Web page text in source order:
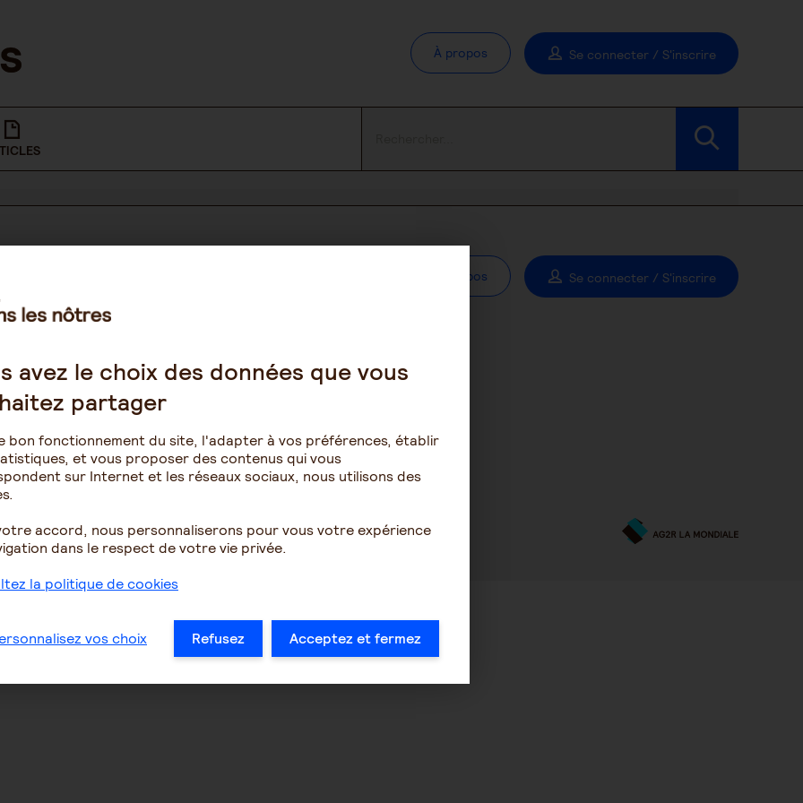
À propos Se connecter / S'inscrire
À propos Se connecter / S'inscrire
avez le choix des données que vous
partager
bon fonctionnement du site, l'adapter à vos préférences, établir
et vous proposer des contenus qui vous
sur Internet et les réseaux sociaux, nous utilisons des
accord, nous personnaliserons pour vous votre expérience
dans le respect de votre vie privée.
la politique de cookies
vos choix Refusez Acceptez et fermez